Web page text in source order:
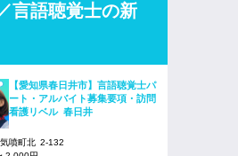
言語聴覚士の新
【愛知県春日井市】言語聴覚士パ
ート・アルバイト募集要項・訪問
看護リベル 春日井
噴町北 2-132